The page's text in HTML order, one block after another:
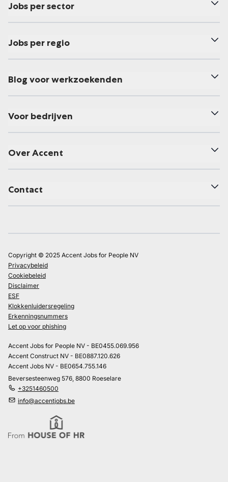
Jobs per sector
Jobs per regio
Blog voor werkzoekenden
Voor bedrijven
Over Accent
Contact
Copyright © 2025 Accent Jobs for People NV
Privacybeleid
Cookiebeleid
Disclaimer
ESF
Klokkenluidersregeling
Erkenningsnummers
Let op voor phishing
Accent Jobs for People NV - BE0455.069.956
Accent Construct NV - BE0887.120.626
Accent Jobs NV - BE0654.755.146
Beversesteenweg 576, 8800 Roeselare
+3251460500
info@accentjobs.be